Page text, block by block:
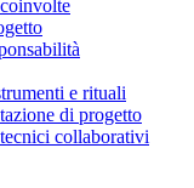
e rituali
di progetto
collaborativi